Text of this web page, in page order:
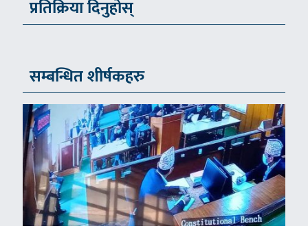
प्रतिक्रिया दिनुहोस्
सम्बन्धित शीर्षकहरु